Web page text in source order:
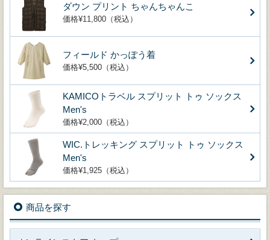
ダウン プリント ちゃんちゃんこ
価格¥11,800（税込）
フィールド かっぽう着
価格¥5,500（税込）
KAMICOトラベル スプリット トゥ ソックス
Men's
価格¥2,000（税込）
WIC.トレッキング スプリット トゥ ソックス
Men's
価格¥1,925（税込）
商品を探す